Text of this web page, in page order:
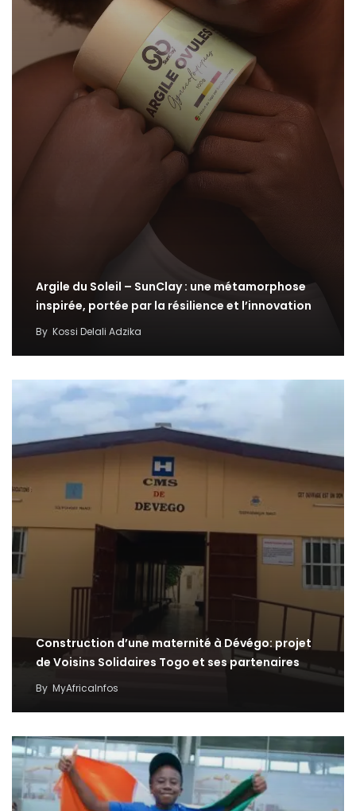
Argile du Soleil – SunClay : une métamorphose
inspirée, portée par la résilience et l’innovation
By Kossi Delali Adzika
Construction d’une maternité à Dévégo: projet
de Voisins Solidaires Togo et ses partenaires
By MyAfricaInfos